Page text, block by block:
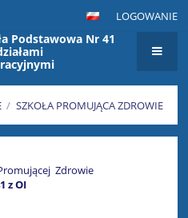
LOGOWANIE
Podstawowa Nr 41
/ SZKOŁA PROMUJĄCA ZDROWIE
Zdrowie
z OI